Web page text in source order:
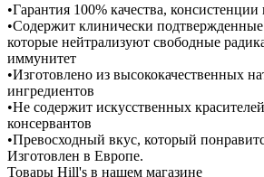
•Гарантия 100% качества, консистенции
•Содержит клинически
которые нейтрализуют свободные
иммунитет
•Изготовлено из высококачественных
ингредиентов
•Не содержит искусственных
консервантов
•Превосходный вкус, который
Изготовлен в Европе.
Товары Hill's в нашем магазине